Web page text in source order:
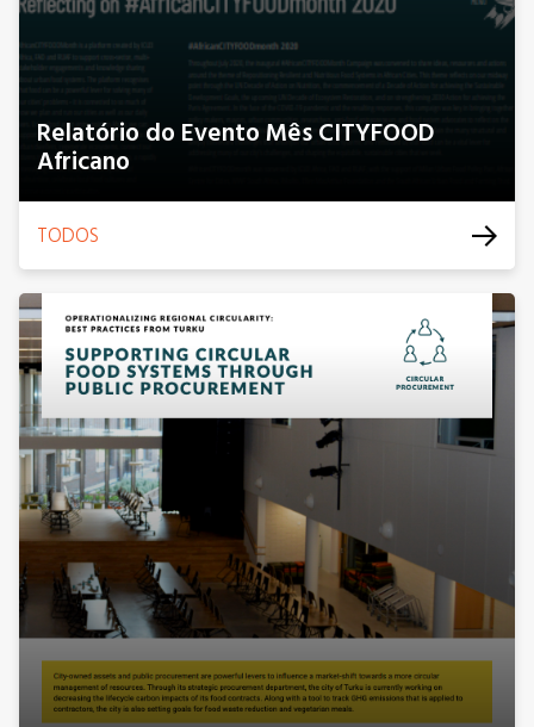
Relatório do Evento Mês CITYFOOD
Africano
TODOS